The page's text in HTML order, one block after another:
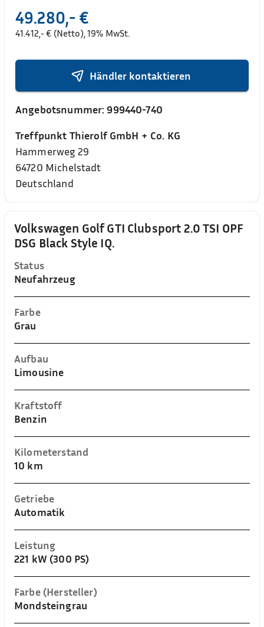
Volkswagen Golf GTI Clubsport 2.0 TSI OPF
DSG Black Style IQ.
Status
Neufahrzeug
Farbe
Grau
Aufbau
Limousine
Kraftstoff
Benzin
Kilometerstand
10 km
Getriebe
Automatik
Leistung
221 kW (300 PS)
Farbe (Hersteller)
Mondsteingrau
49.280,- €
41.412,- € (Netto), 19% MwSt.
Händler kontaktieren
Angebotsnummer:999440-740
Treffpunkt Thierolf GmbH + Co. KG
Hammerweg 29
64720 Michelstadt
Deutschland